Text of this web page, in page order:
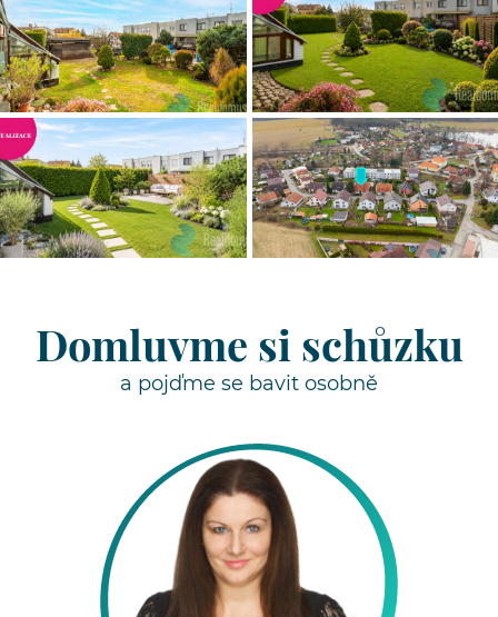
Domluvme si schůzku
a pojďme se bavit osobně